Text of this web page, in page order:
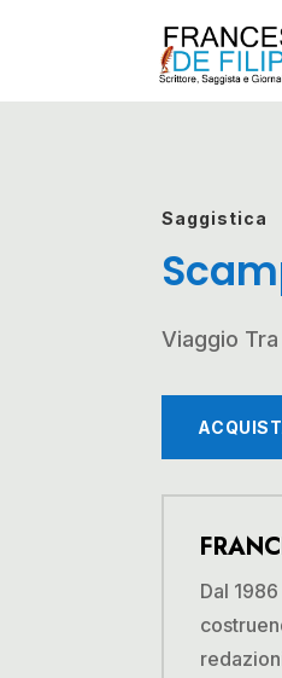
Saggistica
Viaggio
Dal